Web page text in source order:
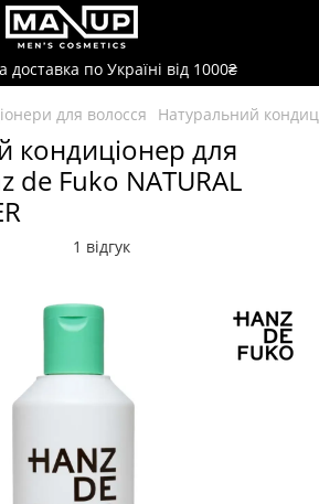
доставка по Україні від 1000₴
для волосся Натуральний
кондиціонер для
de Fuko NATURAL
1 відгук